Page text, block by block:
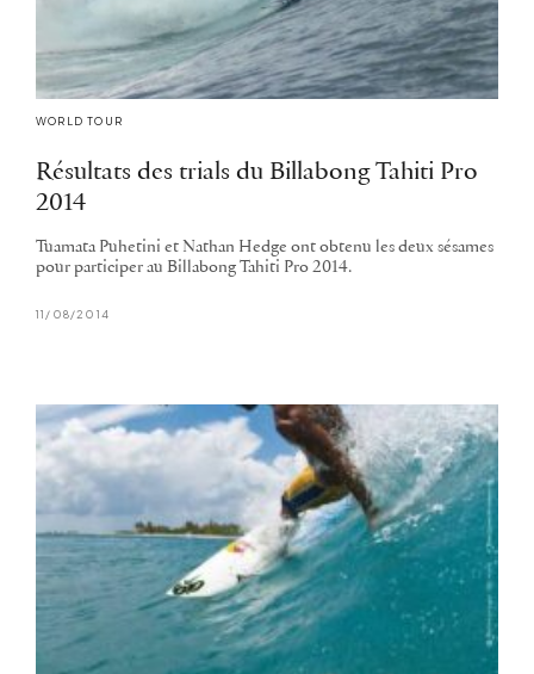
WORLD TOUR
Résultats des trials du Billabong Tahiti Pro
2014
Tuamata Puhetini et Nathan Hedge ont obtenu les deux sésames
pour participer au Billabong Tahiti Pro 2014.
11/08/2014